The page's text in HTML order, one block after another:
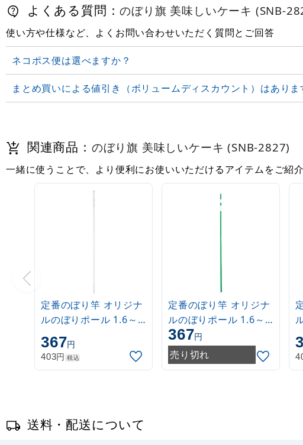
よくある質問：のぼり旗 美味しいケーキ (SNB-
使い方や仕様など、よくお問い合わせいただく質問とご回答
ネコポス便は選べますか？
まとめ買いによる値引き（ボリュームディスカウント）はありま
関連商品： のぼり旗 美味しいケーキ (SNB-2827)
一緒に使うことで、より便利にお使いいただけるアイテムをご紹介
定番のぼり竿 オリジナ
ルのぼりポール 1.6～
3m 伸縮式 白
(30537***)
367円
403円 税込
定番のぼり竿 オリジナ
ルのぼりポール 1.6～
3m 伸縮式 緑
(30537GRN)
367円
売り切れ
送料・配送について